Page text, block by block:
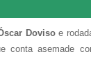
Dovisoe
conta asemade